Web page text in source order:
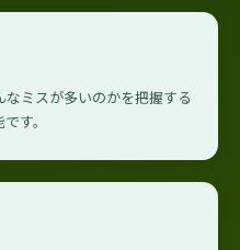
ミスが多いのかを把握する
す。